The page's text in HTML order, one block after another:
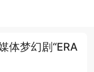
体梦幻剧“ERA